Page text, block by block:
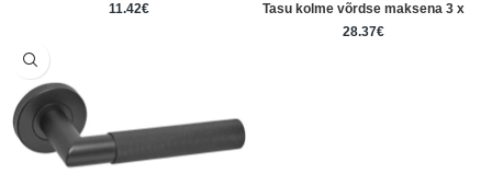
Tasu kolme võrdse maksena 3 x
28.37€
11.42€